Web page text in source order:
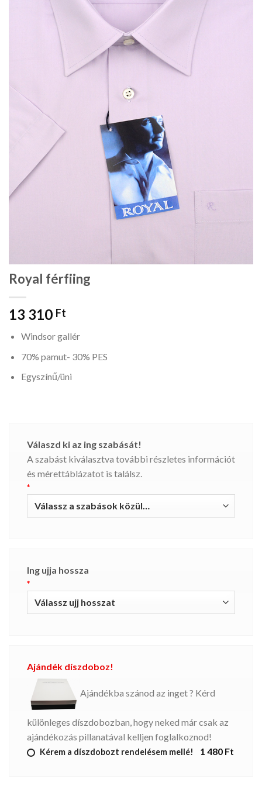
Royal férfiing
13 310 Ft
Windsor gallér
70% pamut- 30% PES
Egyszínű/üni
Válaszd ki az ing szabását!
A szabást kiválasztva további részletes információt
és mérettáblázatot is találsz.
*
Ing ujja hossza
*
Ajándék díszdoboz!
Ajándékba szánod az inget ? Kérd
különleges díszdobozban, hogy neked már csak az
ajándékozás pillanatával kelljen foglalkoznod!
Kérem a díszdobozt rendelésem mellé! 1 480 Ft